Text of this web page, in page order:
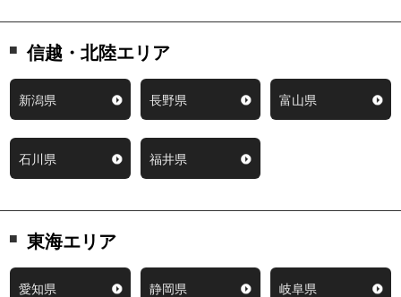
信越・北陸エリア
新潟県 長野県 富山県
石川県 福井県
東海エリア
愛知県 静岡県 岐阜県